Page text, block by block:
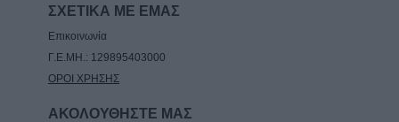
ΣΧΕΤΙΚΑ ΜΕ ΕΜΑΣ
Επικοινωνία
Γ.Ε.ΜΗ.: 129895403000
ΟΡΟΙ ΧΡΗΣΗΣ
ΑΚΟΛΟΥΘΗΣΤΕ ΜΑΣ